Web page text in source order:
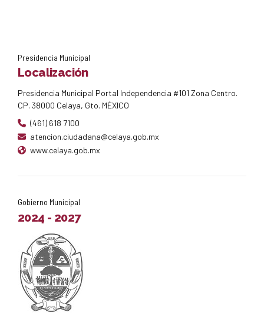
Presidencia Municipal
Localización
Presidencia Municipal Portal Independencia #101 Zona Centro.
CP. 38000 Celaya, Gto. MÉXICO
(461) 618 7100
atencion.ciudadana@celaya.gob.mx
www.celaya.gob.mx
Gobierno Municipal
2024 - 2027